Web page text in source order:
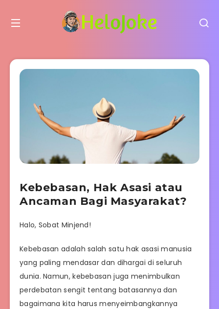
Kebebasan, Hak Asasi atau
Ancaman Bagi Masyarakat?
Halo, Sobat Minjend!
Kebebasan adalah salah satu hak asasi manusia
yang paling mendasar dan dihargai di seluruh
dunia. Namun, kebebasan juga menimbulkan
perdebatan sengit tentang batasannya dan
bagaimana kita harus menyeimbangkannya